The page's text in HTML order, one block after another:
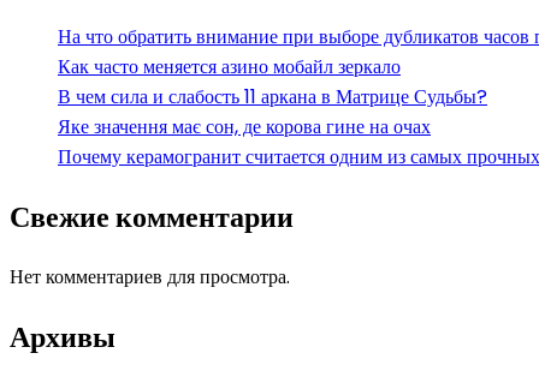
На что обратить внимание при выборе дубликатов
Как часто меняется азино мобайл зеркало
В чем сила и слабость 11 аркана в Матрице Судьбы?
Яке значення має сон, де корова гине на очах
Почему керамогранит считается одним из самых
Свежие комментарии
Нет комментариев для просмотра.
Архивы